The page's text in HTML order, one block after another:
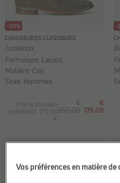
-30%
CHAUSSURES CLASSIQUES
Ambiorix
Prix le plus bas
précédent: 175,00
€
€
250,00
€
175,00
Fermeture: Lacets
Matière: Cuir
Sexe: Hommes
-
Vos préférences en matière